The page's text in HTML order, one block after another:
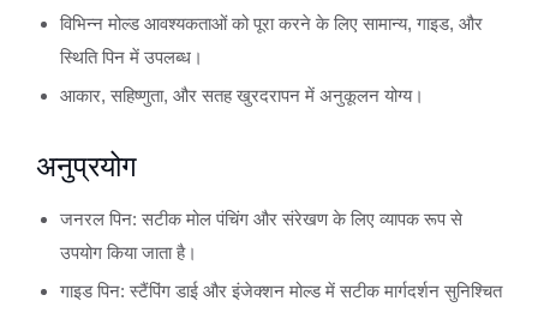
विभिन्न मोल्ड आवश्यकताओं को पूरा करने के लिए सामान्य, गाइड, और
स्थिति पिन में उपलब्ध।
आकार, सहिष्णुता, और सतह खुरदरापन में अनुकूलन योग्य।
अनुप्रयोग
जनरल पिन: सटीक मोल पंचिंग और संरेखण के लिए व्यापक रूप से
उपयोग किया जाता है।
गाइड पिन: स्टैंपिंग डाई और इंजेक्शन मोल्ड में सटीक मार्गदर्शन सुनिश्चित